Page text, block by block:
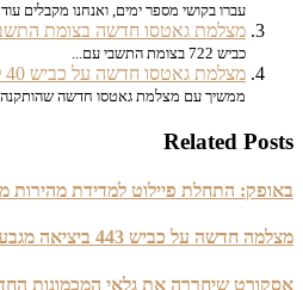
עברו בקושי מספר ימים, ואנחנו מקבלים עוד
מצלמת גאטסו חדשה בצומת התשבי
מצלמת גאטסו חדשה על כביש 40 ליד מחלף לוד
ממשיך עם מצלמת גאטסו חדשה שהותקנה
Related
התחלת פיילוט למדידת מהירות
על כביש 443 ביציאה מגבעת זאב החדשה